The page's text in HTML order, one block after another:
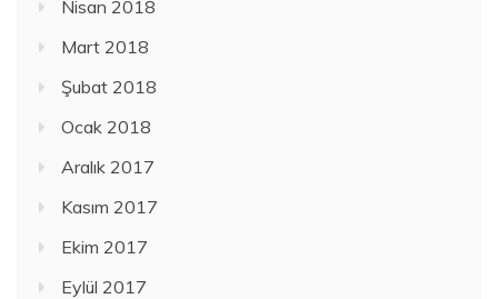
Nisan 2018
Mart 2018
Şubat 2018
Ocak 2018
Aralık 2017
Kasım 2017
Ekim 2017
Eylül 2017